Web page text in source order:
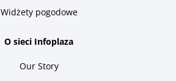
Widżety pogodowe
O sieci Infoplaza
Our Story